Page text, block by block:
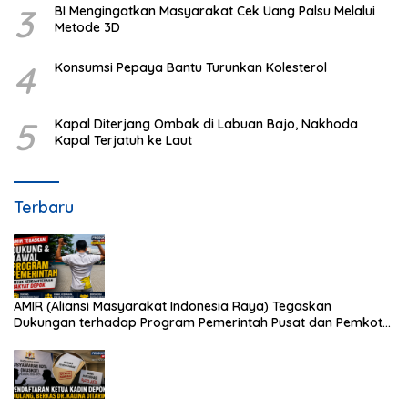
3
BI Mengingatkan Masyarakat Cek Uang Palsu Melalui
Metode 3D
4 Konsumsi Pepaya Bantu Turunkan Kolesterol
5
Kapal Diterjang Ombak di Labuan Bajo, Nakhoda
Kapal Terjatuh ke Laut
Terbaru
AMIR (Aliansi Masyarakat Indonesia Raya) Tegaskan
Dukungan terhadap Program Pemerintah Pusat dan Pemkot